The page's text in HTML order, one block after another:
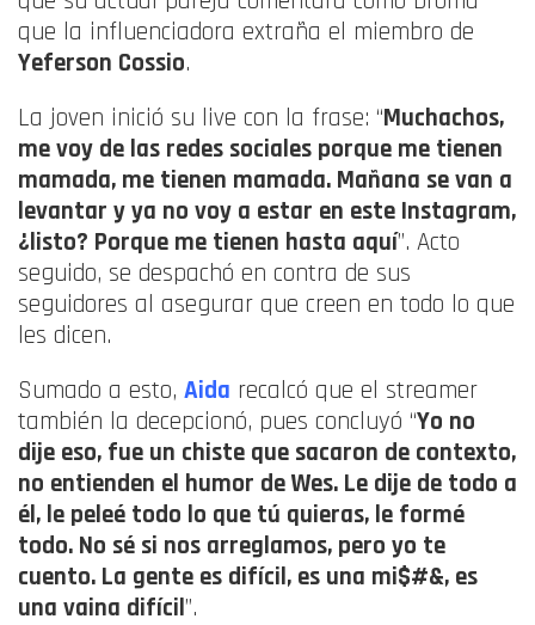
que la influenciadora extraña el miembro de
Yeferson Cossio.
La joven inició su live con la frase: “Muchachos,
me voy de las redes sociales porque me tienen
mamada, me tienen mamada. Mañana se van a
levantar y ya no voy a estar en este Instagram,
¿listo? Porque me tienen hasta aquí”. Acto
seguido, se despachó en contra de sus
seguidores al asegurar que creen en todo lo que
les dicen.
Sumado a esto, Aida recalcó que el streamer
también la decepcionó, pues concluyó “Yo no
dije eso, fue un chiste que sacaron de contexto,
no entienden el humor de Wes. Le dije de todo a
él, le peleé todo lo que tú quieras, le formé
todo. No sé si nos arreglamos, pero yo te
cuento. La gente es difícil, es una mi$#&, es
una vaina difícil”.